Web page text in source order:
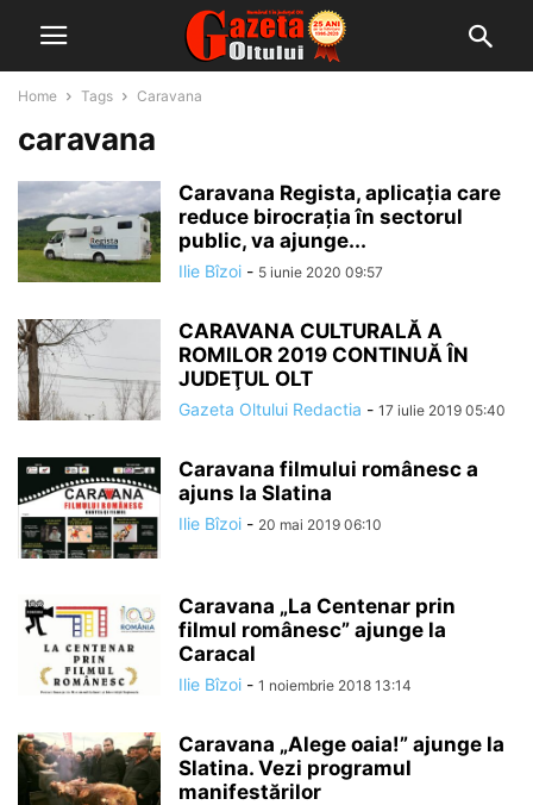
Home Tags Caravana
caravana
Caravana Regista, aplicația care
reduce birocrația în sectorul
public, va ajunge...
Ilie Bîzoi - 5 iunie 2020 09:57
CARAVANA CULTURALĂ A
ROMILOR 2019 CONTINUĂ ÎN
JUDEŢUL OLT
Gazeta Oltului Redactia - 17 iulie 2019 05:40
Caravana filmului românesc a
ajuns la Slatina
Ilie Bîzoi - 20 mai 2019 06:10
Caravana „La Centenar prin
filmul românesc” ajunge la
Caracal
Ilie Bîzoi - 1 noiembrie 2018 13:14
Caravana „Alege oaia!” ajunge la
Slatina. Vezi programul
manifestărilor